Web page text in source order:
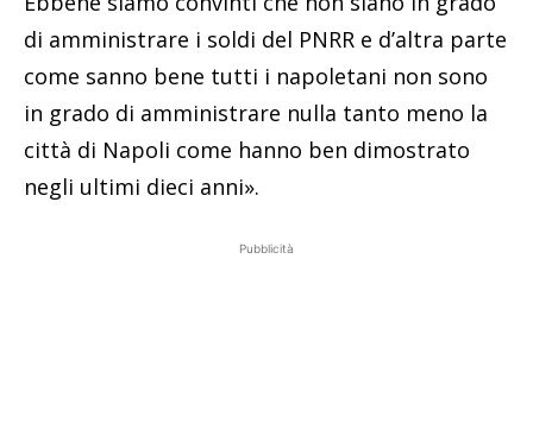
di amministrare i soldi del PNRR e d’altra parte
come sanno bene tutti i napoletani non sono
in grado di amministrare nulla tanto meno la
città di Napoli come hanno ben dimostrato
negli ultimi dieci anni».
Pubblicità